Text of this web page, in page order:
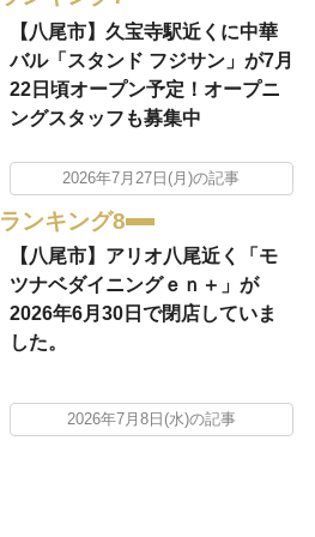
【八尾市】久宝寺駅近くに中華
バル「スタンド フジサン」が7月
22日頃オープン予定！オープニ
ングスタッフも募集中
2026年7月27日(月)の記事
ランキング8
【八尾市】アリオ八尾近く「モ
ツナベダイニングｅｎ＋」が
2026年6月30日で閉店していま
した。
2026年7月8日(水)の記事